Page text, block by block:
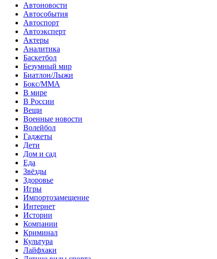
Автоновости
Автособытия
Автоспорт
Автоэксперт
Актеры
Аналитика
Баскетбол
Безумный мир
Биатлон/Лыжи
Бокс/MMA
В мире
В России
Вещи
Военные новости
Волейбол
Гаджеты
Дети
Дом и сад
Еда
Звёзды
Здоровье
Игры
Импортозамещение
Интернет
Истории
Компании
Криминал
Культура
Лайфхаки